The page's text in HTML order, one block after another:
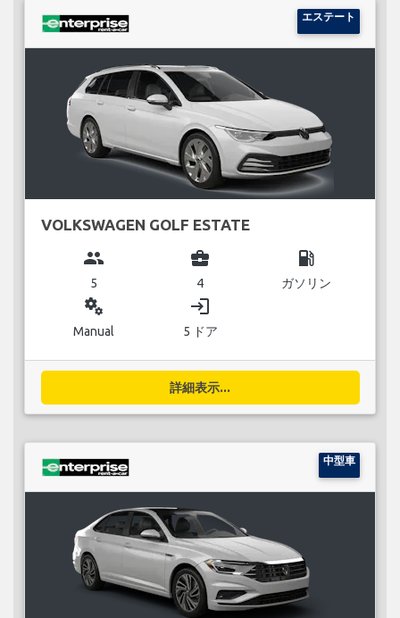
エステート
VOLKSWAGEN GOLF ESTATE
group
5
business_center
4
local_gas_station
ガソリン
miscellaneous_services
Manual
login
5 ドア
詳細表示...
中型車